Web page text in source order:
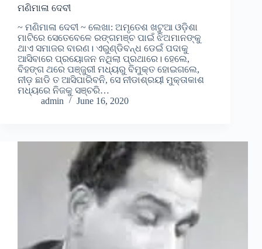
ମଣିମାଳା ଦେବୀ
~ ମଣିମାଳା ଦେବୀ ~ ଲେଖା: ଅମୃତେଶ ଖଟୁଆ ଓଡ଼ିଶା
ମାଟିରେ ସେତେବେଳେ ରଙ୍ଗମଞ୍ଚ ପାଇଁ ଝିଅମାନଙ୍କୁ
ଥାଏ ସମାଜର ବାରଣ। ଏରୁଣ୍ଡିବନ୍ଧ ଡେଇଁ ପଦାକୁ
ଆସିବାରେ ପ୍ରୟୋଜନ ନଥିଲା ପ୍ରଥାରେ। ହେଲେ,
ବିହଙ୍ଗ ଥରେ ପଞ୍ଜୁରୀ ମଧ୍ୟରୁ ବିମୁକ୍ତ ହୋଇଗଲେ,
ନୀଡ଼ ଛାଡି ତ ଆସିପାରିବନି, ସେ ନୀଡାଶ୍ରୟୀ ମୁକ୍ତାକାଶ
ମଧ୍ୟରେ ନିଜକୁ ସଞ୍ଚରି…
admin
June 16, 2020